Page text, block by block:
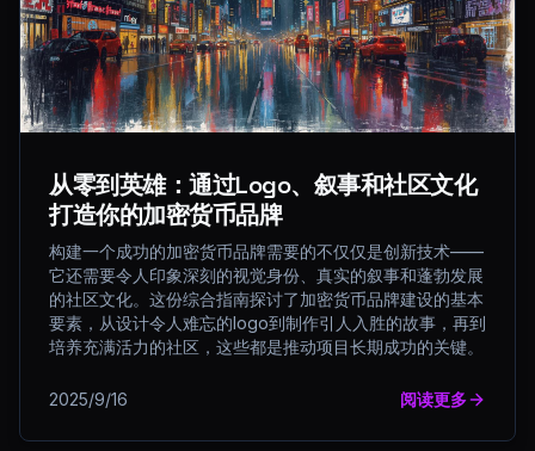
从零到英雄：通过Logo、叙事和社区文化
打造你的加密货币品牌
构建一个成功的加密货币品牌需要的不仅仅是创新技术——
它还需要令人印象深刻的视觉身份、真实的叙事和蓬勃发展
的社区文化。这份综合指南探讨了加密货币品牌建设的基本
要素，从设计令人难忘的logo到制作引人入胜的故事，再到
培养充满活力的社区，这些都是推动项目长期成功的关键。
2025/9/16 阅读更多